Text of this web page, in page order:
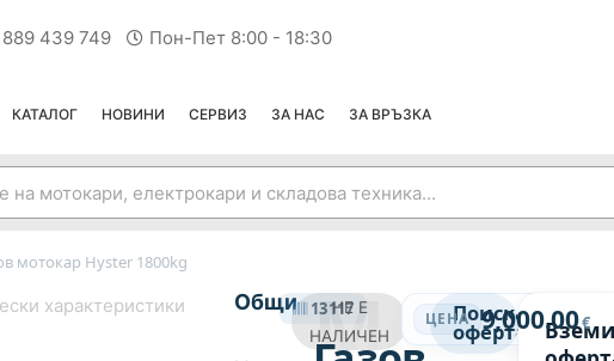
439 749 Пон-Пет 8:00 - 18:30
КАТАЛОГ НОВИНИ СЕРВИЗ ЗА НАС ЗА ВРЪЗКА
мотокар Hyster 1800kg
характеристики Общи 13117
НЕ Е
НАЛИЧЕНМОТОКАРИ ВТОРА УПОТРЕБАЦЕНА 9,000.00€
Поискай
оферта →
Вземи